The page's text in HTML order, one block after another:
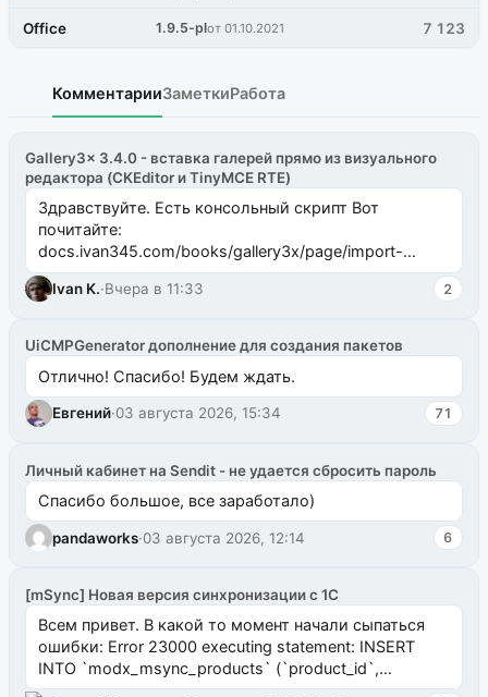
Office 1.9.5-plот 01.10.2021 7 123
КомментарииЗаметкиРабота
Gallery3x 3.4.0 - вставка галерей прямо из визуального
редактора (CKEditor и TinyMCE RTE)
Здравствуйте. Есть консольный скрипт Вот
почитайте:
docs.ivan345.com/books/gallery3x/page/import-
ms2galleryphp
Ivan K.·Вчера в 11:33 2
UiCMPGenerator дополнение для создания пакетов
Отлично! Спасибо! Будем ждать.
Евгений·03 августа 2026, 15:34 71
Личный кабинет на Sendit - не удается сбросить пароль
Спасибо большое, все заработало)
pandaworks·03 августа 2026, 12:14 6
[mSync] Новая версия синхронизации с 1С
Всем привет. В какой то момент начали сыпаться
ошибки: Error 23000 executing statement: INSERT
INTO `modx_msync_products` (`product_id`,
`uuid_1c`) VALUES ...